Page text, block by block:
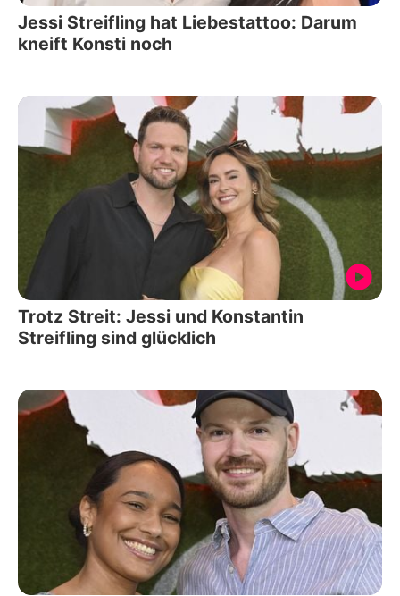
Jessi Streifling hat Liebestattoo: Darum
kneift Konsti noch
Trotz Streit: Jessi und Konstantin
Streifling sind glücklich